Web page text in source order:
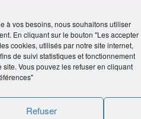
à vos besoins, nous souhaitons utiliser
En cliquant sur le bouton "Les accepter
cookies, utilisés par notre site internet,
de suivi statistiques et fonctionnement
Vous pouvez les refuser en cliquant
Refuser
OU SÉJOURS